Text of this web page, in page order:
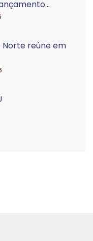
Norte reúne em